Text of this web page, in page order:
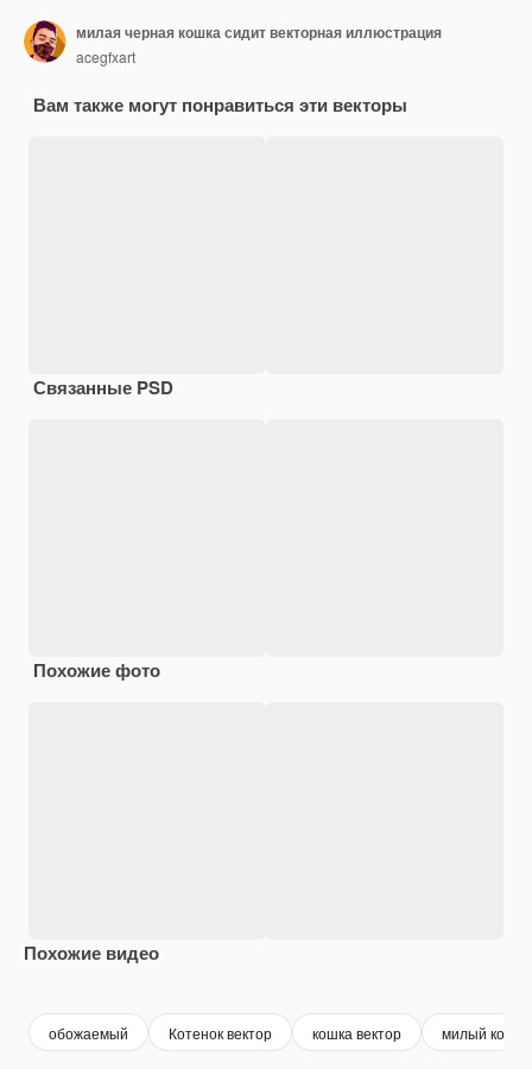
милая черная кошка сидит векторная иллюстрация
acegfxart
Вам также могут понравиться эти векторы
Связанные PSD
Похожие фото
Похожие видео
обожаемый Котенок вектор кошка вектор милый кот